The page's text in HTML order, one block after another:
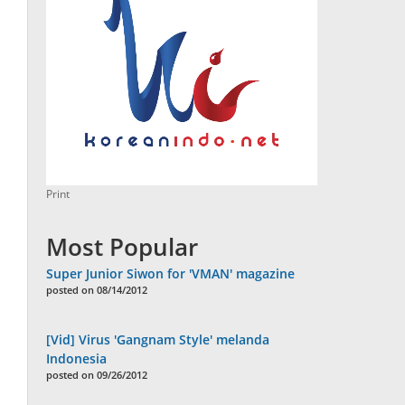
Print
Most Popular
Super Junior Siwon for 'VMAN' magazine
posted on 08/14/2012
[Vid] Virus 'Gangnam Style' melanda
Indonesia
posted on 09/26/2012